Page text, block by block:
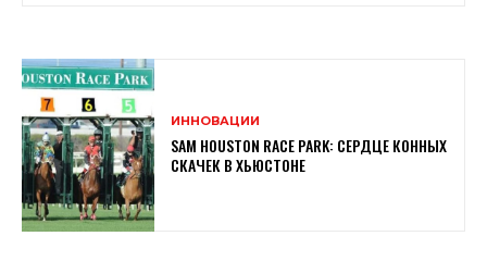
ИННОВАЦИИ
SAM HOUSTON RACE PARK: СЕРДЦЕ КОННЫХ
СКАЧЕК В ХЬЮСТОНЕ